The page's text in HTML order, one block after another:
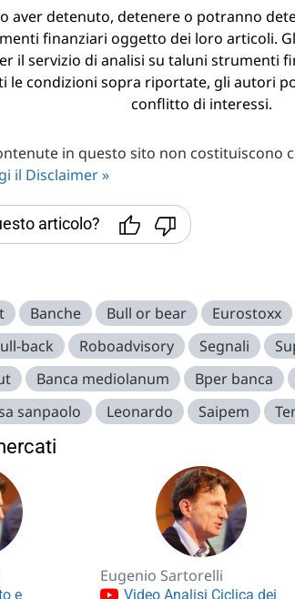
aver detenuto, detenere o potranno
finanziari oggetto dei loro articoli.
il servizio di analisi su taluni strumenti
le condizioni sopra riportate, gli autori
conflitto di interessi.
in questo sito non costituiscono
il Disclaimer »
articolo?
Banche Bull or bear Eurostoxx
back Roboadvisory Segnali
Banca mediolanum Bper banca
sanpaolo Leonardo Saipem
e
Eugenio Sartorelli
Video Analisi Ciclica dei